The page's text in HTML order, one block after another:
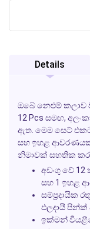
Details
ඔබේ නෙළුම්
12 Pcs සමඟ,
ඇත. මෙම සෙට්
සහ ඉහළ ආවරණයක්
නිමාවක් සහතික
අඩංගු වේ
සහ 1 ඉහළ
සම්ප්‍රදායික
ඵලදායී
ඉක්මන්